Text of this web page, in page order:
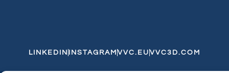
LINKEDIN INSTAGRAM VVC.EU VVC3D.COM